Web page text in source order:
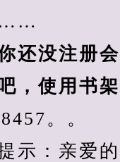
……
没注册会
，使用书
。。
：亲爱的